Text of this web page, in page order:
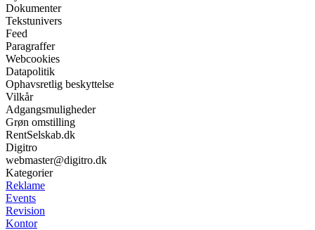
Dokumenter
Tekstunivers
Feed
Paragraffer
Webcookies
Datapolitik
Ophavsretlig beskyttelse
Vilkår
Adgangsmuligheder
Grøn omstilling
RentSelskab.dk
Digitro
webmaster@digitro.dk
Kategorier
Reklame
Events
Revision
Kontor